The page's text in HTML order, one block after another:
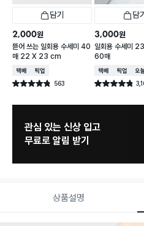
담기
2,000원
뜯어 쓰는 일회용 수세미 40
매 22 X 23 cm
택배배송매장픽업
별점 4.8점 563
건 작성
담기
3,000원
일회용 수세미
60매
택배배송매장픽업오
별점 4.8점 건
관심 있는 신상 입고
무료로 알림 받기
상품설명